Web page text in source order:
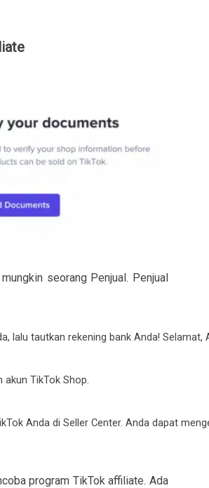
seorang Penjual. Penjual
lalu tautkan rekening bank Anda!
TikTok Shop.
Anda di Seller Center. Anda dapat
program TikTok affiliate. Ada